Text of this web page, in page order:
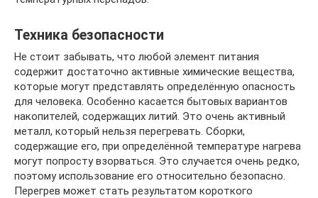
Техника безопасности
Не стоит забывать, что любой элемент питания
содержит достаточно активные химические вещества,
которые могут представлять определённую опасность
для человека. Особенно касается бытовых вариантов
накопителей, содержащих литий. Это очень активный
металл, который нельзя перегревать. Сборки,
содержащие его, при определённой температуре нагрева
могут попросту взорваться. Это случается очень редко,
поэтому использование его относительно безопасно.
Перегрев может стать результатом короткого